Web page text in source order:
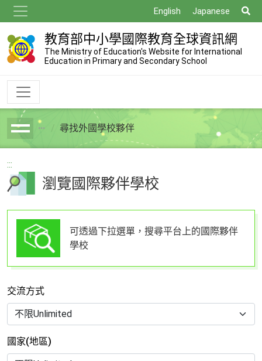
到
主
要
內
English Japanese
尋
教育部中小學國際教育全球資訊網
The Ministry of Education's Website for International
Education in Primary and Secondary School
breadcrumb尋找外國學校夥伴
:::
瀏覽國際夥伴學校
可透過下拉選單，搜尋平台上的國際夥伴
學校
交流方式
國家(地區)